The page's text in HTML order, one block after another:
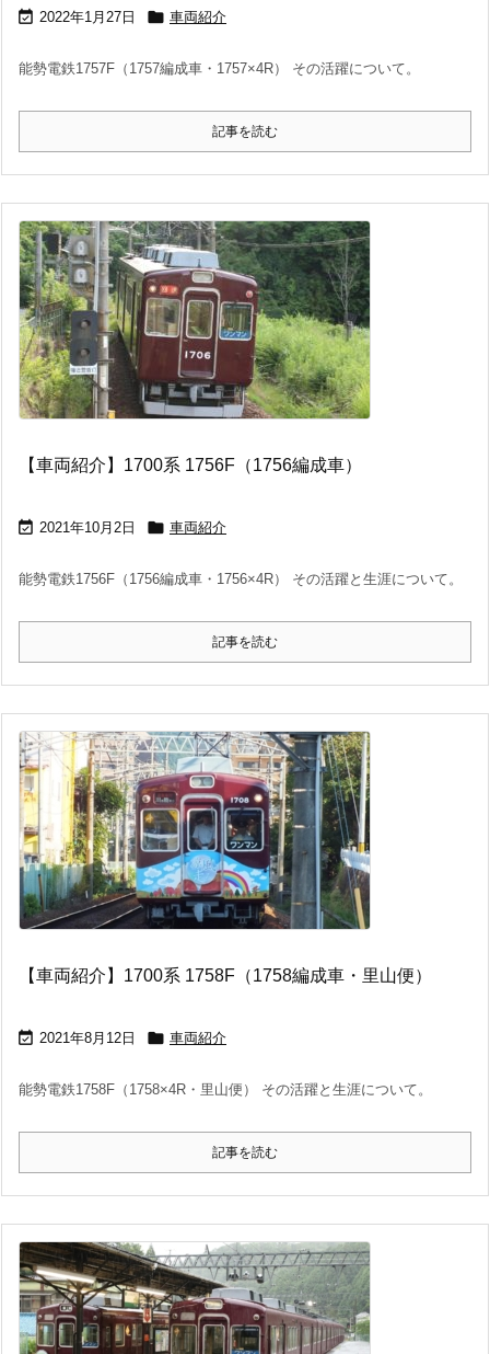
 2022年1月27日  車両紹介
能勢電鉄1757F（1757編成車・1757×4R） その活躍について。
記事を読む
【車両紹介】1700系 1756F（1756編成車）
 2021年10月2日  車両紹介
能勢電鉄1756F（1756編成車・1756×4R） その活躍と生涯について。
記事を読む
【車両紹介】1700系 1758F（1758編成車・里山便）
 2021年8月12日  車両紹介
能勢電鉄1758F（1758×4R・里山便） その活躍と生涯について。
記事を読む